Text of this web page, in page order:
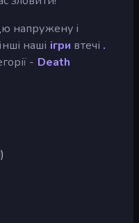
напружену і
наші ігри втечі .
- Death